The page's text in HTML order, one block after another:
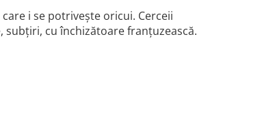
i se potrivește oricui. Cerceii
subțiri, cu închizătoare franțuzească.